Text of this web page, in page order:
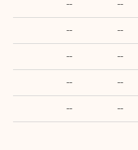
--
--
--
--
--
--
--
--
--
--